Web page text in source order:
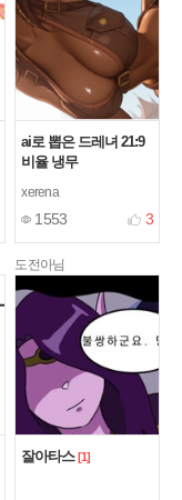
ai로 뽑은 드레녀 21:9
비율 냉무
xerena
1553 3
도전아님
잘아타스 [1]